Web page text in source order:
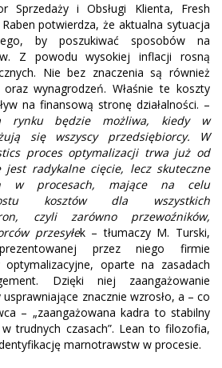
Sprzedaży i Obsługi Klienta, Fresh
potwierdza, że aktualna sytuacja
by poszukiwać sposobów na
Z powodu wysokiej inflacji rosną
Nie bez znaczenia są również
wynagrodzeń. Właśnie te koszty
na finansową stronę działalności. –
rynku będzie możliwa, kiedy w
się wszyscy przedsiębiorcy. W
proces optymalizacji trwa już od
radykalne cięcie, lecz skuteczne
w procesach, mające na celu
kosztów dla wszystkich
czyli zarówno przewoźników,
przesyłek – tłumaczy M. Turski,
przez niego firmie
oparte na zasadach
Dzięki niej zaangażowanie
znacznie wzrosło, a – co
– „zaangażowana kadra to stabilny
trudnych czasach”. Lean to filozofia,
marnotrawstw w procesie.